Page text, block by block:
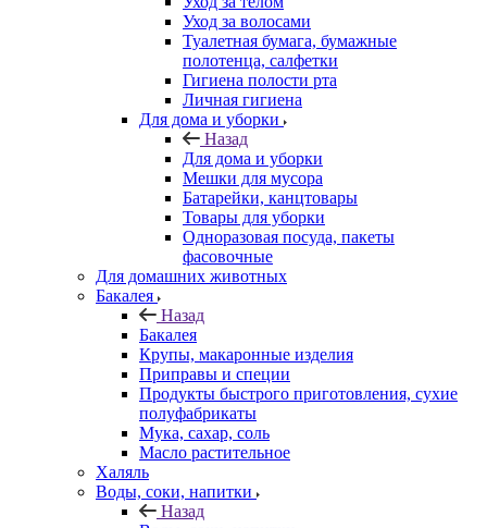
Уход за волосами
Туалетная бумага, бумажные
полотенца, салфетки
Гигиена полости рта
Личная гигиена
Для дома и уборки
Назад
Для дома и уборки
Мешки для мусора
Батарейки, канцтовары
Товары для уборки
Одноразовая посуда, пакеты
фасовочные
Для домашних животных
Бакалея
Назад
Бакалея
Крупы, макаронные изделия
Приправы и специи
Продукты быстрого приготовления, сухие
полуфабрикаты
Мука, сахар, соль
Масло растительное
Халяль
Воды, соки, напитки
Назад